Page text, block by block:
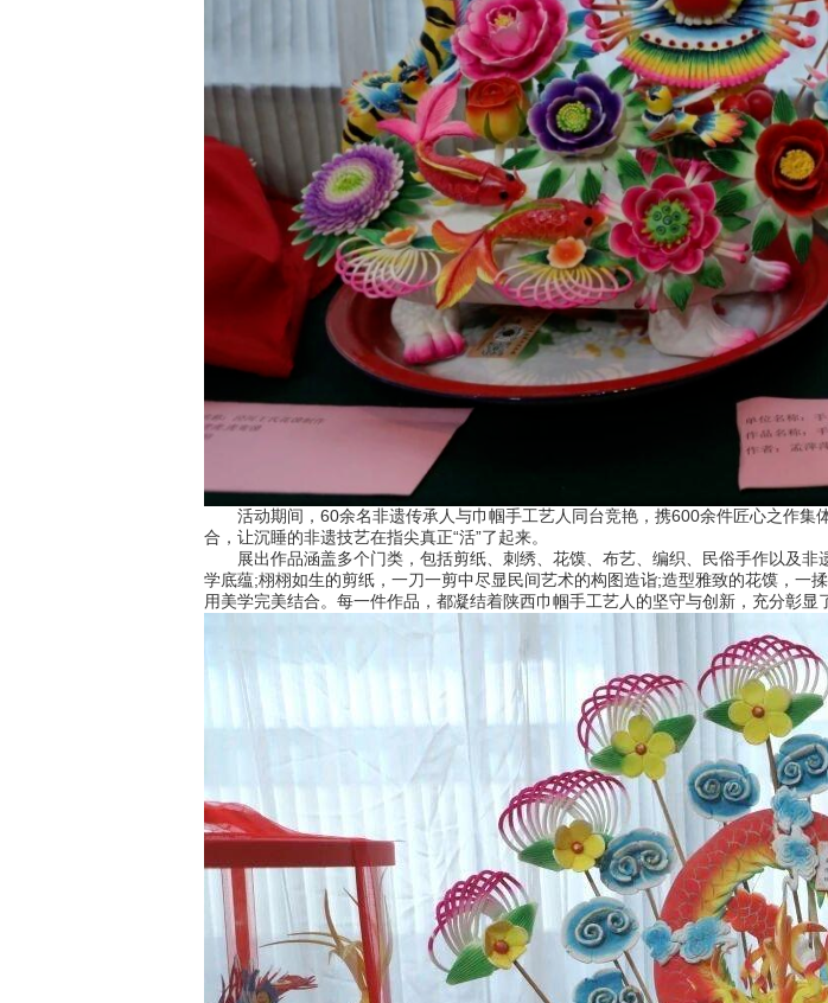
活动期间，60余名非遗传承人与巾帼手工艺人同台竞艳，携600余件匠心之作集
合，让沉睡的非遗技艺在指尖真正“活”了起来。
展出作品涵盖多个门类，包括剪纸、刺绣、花馍、布艺、编织、民俗手作以及非
学底蕴;栩栩如生的剪纸，一刀一剪中尽显民间艺术的构图造诣;造型雅致的花馍，
用美学完美结合。每一件作品，都凝结着陕西巾帼手工艺人的坚守与创新，充分彰显